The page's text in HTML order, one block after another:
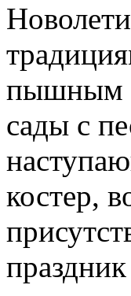
пышным
сады с
костер,